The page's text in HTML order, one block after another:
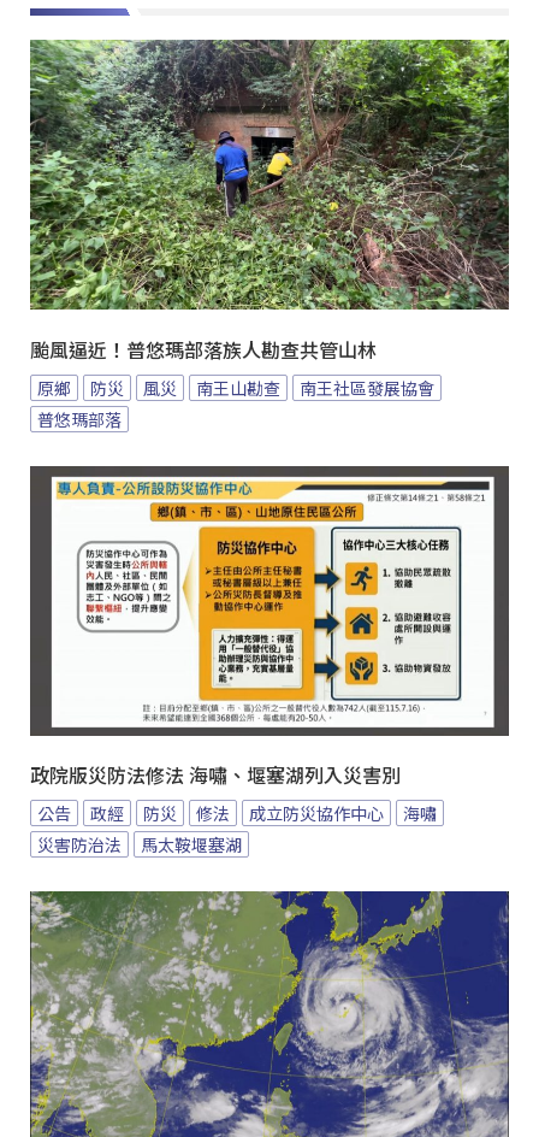
颱風逼近！普悠瑪部落族人勘查共管山林
原鄉 防災 風災 南王山勘查
南王社區發展協會
普悠瑪部落
政院版災防法修法 海嘯、堰塞湖列入災害別
公告 政經 防災 修法 成立防災協作中心
海嘯
災害防治法
馬太鞍堰塞湖